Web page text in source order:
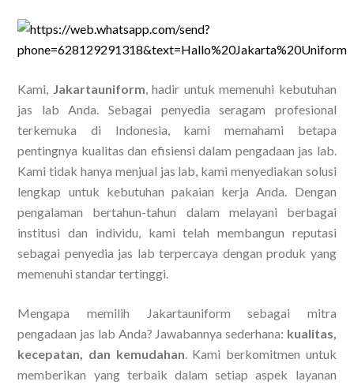
Kami, Jakartauniform, hadir untuk memenuhi kebutuhan
jas lab Anda. Sebagai penyedia seragam profesional
terkemuka di Indonesia, kami memahami betapa
pentingnya kualitas dan efisiensi dalam pengadaan jas lab.
Kami tidak hanya menjual jas lab, kami menyediakan solusi
lengkap untuk kebutuhan pakaian kerja Anda. Dengan
pengalaman bertahun-tahun dalam melayani berbagai
institusi dan individu, kami telah membangun reputasi
sebagai penyedia jas lab terpercaya dengan produk yang
memenuhi standar tertinggi.
Mengapa memilih Jakartauniform sebagai mitra
pengadaan jas lab Anda? Jawabannya sederhana: kualitas,
kecepatan, dan kemudahan. Kami berkomitmen untuk
memberikan yang terbaik dalam setiap aspek layanan